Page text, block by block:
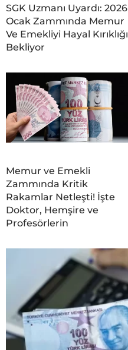
SGK Uzmanı Uyardı: 2026
Ocak Zammında Memur
Ve Emekliyi Hayal Kırıklığı
Bekliyor
Memur ve Emekli
Zammında Kritik
Rakamlar Netleşti! İşte
Doktor, Hemşire ve
Profesörlerin